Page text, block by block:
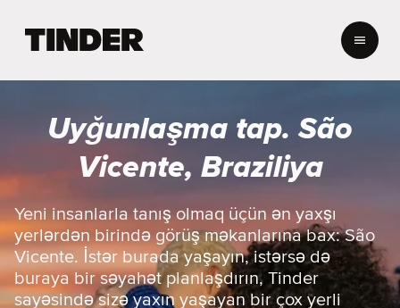
r
o
e
Uyğunlaşma tap. São
Vicente, Braziliya
Yeni insanlarla tanış olmaq üçün ən yaxşı
yerlərdən birində görüş məkanlarına bax: São
Vicente. İstər burada yaşayın, istərsə də
buraya bir səyahət planlaşdırın, Tinder
sayəsində sizə yaxın yaşayan bir çox yerli